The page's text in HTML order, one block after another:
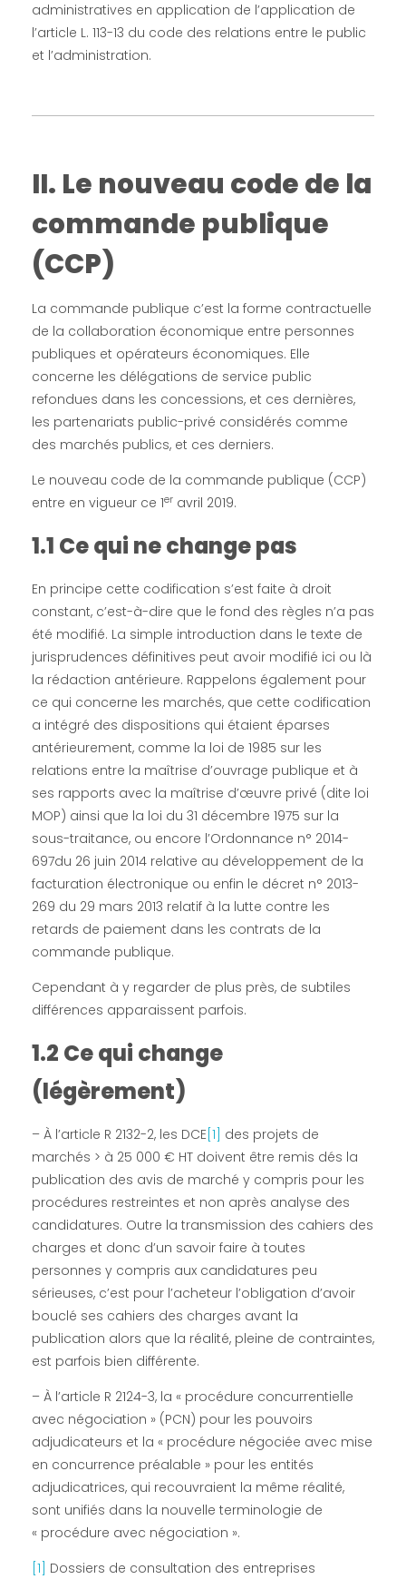
à
ê
r
e
p
r
o
d
u
i
t
s
à
l
’
a
p
p
u
i
d
’
u
n
e
r
é
p
o
n
s
administratives en application de l’application de
l’article L. 113-13 du code des relations entre le public
et l’administration.
II. Le nouveau code de la
commande publique
(CCP)
La commande publique c’est la forme contractuelle
de la collaboration économique entre personnes
publiques et opérateurs économiques. Elle
concerne les délégations de service public
refondues dans les concessions, et ces dernières,
les partenariats public-privé considérés comme
des marchés publics, et ces derniers.
Le nouveau code de la commande publique (CCP)
entre en vigueur ce 1er avril 2019.
1.1 Ce qui ne change pas
En principe cette codification s’est faite à droit
constant, c’est-à-dire que le fond des règles n’a pas
été modifié. La simple introduction dans le texte de
jurisprudences définitives peut avoir modifié ici ou là
la rédaction antérieure. Rappelons également pour
ce qui concerne les marchés, que cette codification
a intégré des dispositions qui étaient éparses
antérieurement, comme la loi de 1985 sur les
relations entre la maîtrise d’ouvrage publique et à
ses rapports avec la maîtrise d’œuvre privé (dite loi
MOP) ainsi que la loi du 31 décembre 1975 sur la
sous-traitance, ou encore l’Ordonnance n° 2014-
697du 26 juin 2014 relative au développement de la
facturation électronique ou enfin le décret n° 2013-
269 du 29 mars 2013 relatif à la lutte contre les
retards de paiement dans les contrats de la
commande publique.
Cependant à y regarder de plus près, de subtiles
différences apparaissent parfois.
1.2 Ce qui change
(légèrement)
– À l’article R 2132-2, les DCE [1] des projets de
marchés > à 25 000 € HT doivent être remis dés la
publication des avis de marché y compris pour les
procédures restreintes et non après analyse des
candidatures. Outre la transmission des cahiers des
charges et donc d’un savoir faire à toutes
personnes y compris aux candidatures peu
sérieuses, c’est pour l’acheteur l’obligation d’avoir
bouclé ses cahiers des charges avant la
publication alors que la réalité, pleine de contraintes,
est parfois bien différente.
– À l’article R 2124-3, la « procédure concurrentielle
avec négociation » (PCN) pour les pouvoirs
adjudicateurs et la « procédure négociée avec mise
en concurrence préalable » pour les entités
adjudicatrices, qui recouvraient la même réalité,
sont unifiés dans la nouvelle terminologie de
« procédure avec négociation ».
[1] Dossiers de consultation des entreprises